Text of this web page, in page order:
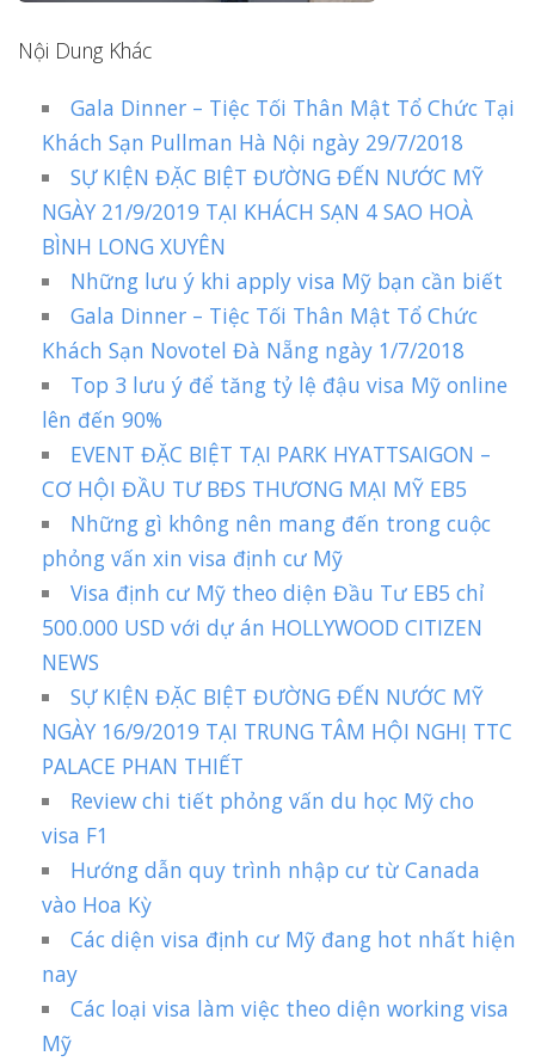
Nội Dung Khác
Gala Dinner – Tiệc Tối Thân Mật Tổ Chức Tại
Khách Sạn Pullman Hà Nội ngày 29/7/2018
SỰ KIỆN ĐẶC BIỆT ĐƯỜNG ĐẾN NƯỚC MỸ
NGÀY 21/9/2019 TẠI KHÁCH SẠN 4 SAO HOÀ
BÌNH LONG XUYÊN
Những lưu ý khi apply visa Mỹ bạn cần biết
Gala Dinner – Tiệc Tối Thân Mật Tổ Chức
Khách Sạn Novotel Đà Nẵng ngày 1/7/2018
Top 3 lưu ý để tăng tỷ lệ đậu visa Mỹ online
lên đến 90%
EVENT ĐẶC BIỆT TẠI PARK HYATTSAIGON –
CƠ HỘI ĐẦU TƯ BĐS THƯƠNG MẠI MỸ EB5
Những gì không nên mang đến trong cuộc
phỏng vấn xin visa định cư Mỹ
Visa định cư Mỹ theo diện Đầu Tư EB5 chỉ
500.000 USD với dự án HOLLYWOOD CITIZEN
NEWS
SỰ KIỆN ĐẶC BIỆT ĐƯỜNG ĐẾN NƯỚC MỸ
NGÀY 16/9/2019 TẠI TRUNG TÂM HỘI NGHỊ TTC
PALACE PHAN THIẾT
Review chi tiết phỏng vấn du học Mỹ cho
visa F1
Hướng dẫn quy trình nhập cư từ Canada
vào Hoa Kỳ
Các diện visa định cư Mỹ đang hot nhất hiện
nay
Các loại visa làm việc theo diện working visa
Mỹ